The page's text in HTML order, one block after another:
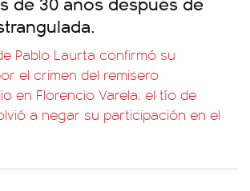
Pablo Laurta confirmó su
el crimen del remisero
en Florencio Varela: el tío de
a negar su participación en el